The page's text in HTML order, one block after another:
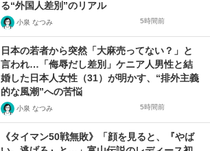
る“外国人差別”のリアル
小泉 なつみ 5時間前
日本の若者から突然「大麻売ってない？」と
言われ…「侮辱だし差別」ケニア人男性と結
婚した日本人女性（31）が明かす、“排外主義
的な風潮”への苦悩
小泉 なつみ 5時間前
《タイマン50戦無敗》「顔を見ると、『やば